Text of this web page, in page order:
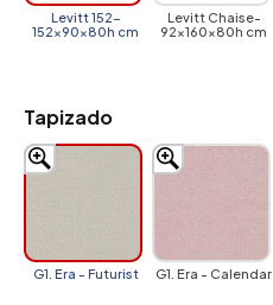
Levitt 152-
152x90x80h cm
Levitt Chaise-
92x160x80h cm
Tapizado
G1. Era - Futurist G1. Era - Calendar